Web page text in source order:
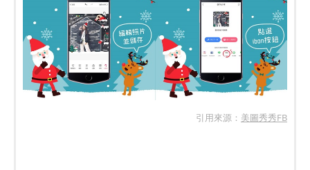
引用來源： 美圖秀秀FB